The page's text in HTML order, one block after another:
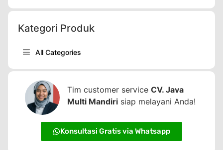
Kategori Produk
All Categories
Tim customer service CV. Java
Multi Mandiri siap melayani Anda!
Konsultasi Gratis via Whatsapp